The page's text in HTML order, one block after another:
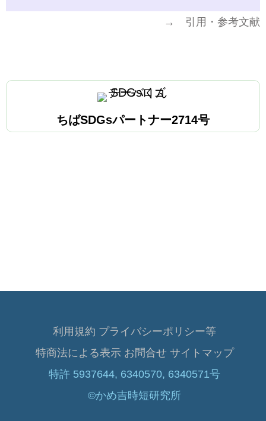
→ 引用・参考文献
ちばSDGsパートナー2714号
利用規約 プライバシーポリシー等
特商法による表示 お問合せ サイトマップ
特許 5937644, 6340570, 6340571号
©かめ吉時短研究所